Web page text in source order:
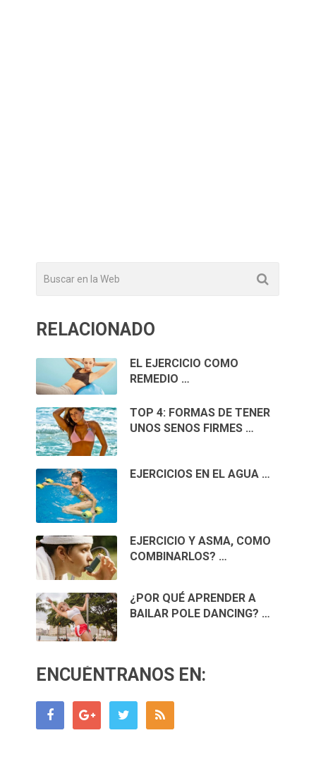
RELACIONADO
EL EJERCICIO COMO
REMEDIO …
TOP 4: FORMAS DE TENER
UNOS SENOS FIRMES …
EJERCICIOS EN EL AGUA …
EJERCICIO Y ASMA, COMO
COMBINARLOS? …
¿POR QUÉ APRENDER A
BAILAR POLE DANCING? …
ENCUÉNTRANOS EN: